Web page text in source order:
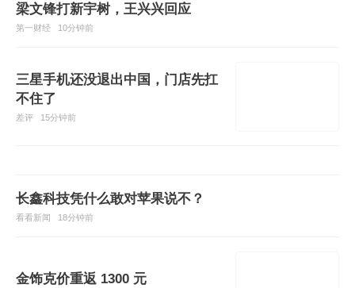
梁文锋打新宇树，王兴兴回应
第一财经 10分钟前
三星手机还没退出中国，门店先扛
不住了
差评 15分钟前
长鑫科技凭什么敢对苹果说不？
看看新闻 18分钟前
金饰克价重返 1300 元